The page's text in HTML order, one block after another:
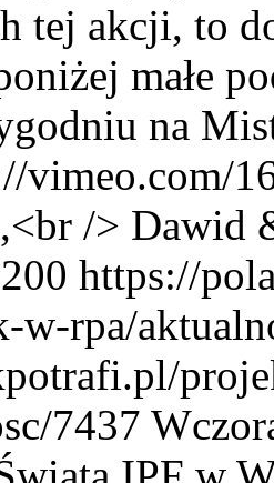
tej akcji, to
małe
na
vimeo.com/
/> Dawid
https://
w-rpa/
7437